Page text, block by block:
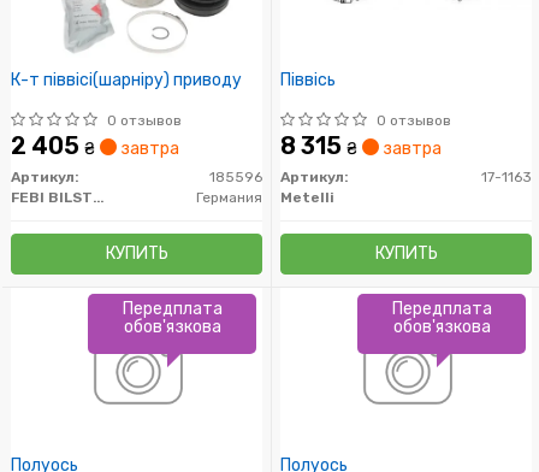
К-т піввісі(шарніру) приводу
0 отзывов
2 405 ₴ завтра
Артикул:
185596
FEBI BILSTEIN
Германия
КУПИТЬ
Піввісь
0 отзывов
8 315 ₴ завтра
Артикул:
17-1163
Metelli
КУПИТЬ
Полуось
Передплата
обов'язкова
Полуось
Передплата
обов'язкова